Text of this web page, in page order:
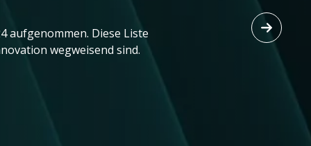
aufgenommen. Diese Liste
wegweisend sind.